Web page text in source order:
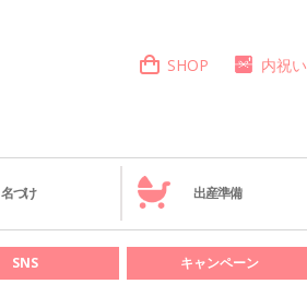
SHOP 内祝い
名づけ 出産準備
SNS キャンペーン